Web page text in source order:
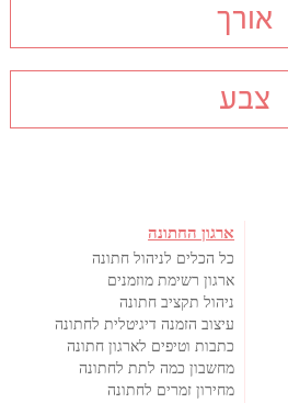
אורך
צבע
ארגון החתונה
כל הכלים לניהול חתונה
ארגון רשימת מוזמנים
ניהול תקציב חתונה
עיצוב הזמנה דיגיטלית לחתונה
כתבות וטיפים לארגון חתונה
מחשבון כמה לתת לחתונה
מחירון זמרים לחתונה